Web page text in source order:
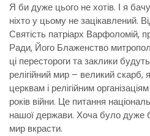
Я би дуже цього не хотів. І я
ніхто у цьому не зацікавлений.
Святість патріарх Варфоломій,
Ради, Його Блаженство
ці перестороги та заклики
релігійний мир – великий скарб,
церквам і релігійним
років війни. Це питання
нашої держави. Хоча було дуже
мир вкрасти.